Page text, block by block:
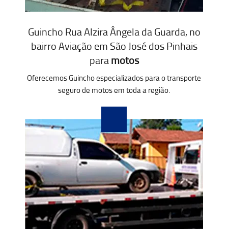
Guincho Rua Alzira Ângela da Guarda, no
bairro Aviação em São José dos Pinhais
paramotos
Oferecemos Guincho especializados para o transporte
seguro de motos em toda a região.